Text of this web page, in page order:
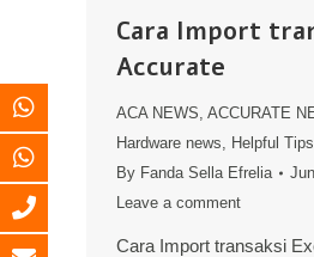
Cara Import
Accurate
ACA NEWS, ACCURATE
Hardware news, Helpful Tips
By Fanda Sella Efrelia
Leave a comment
Cara Import transaksi